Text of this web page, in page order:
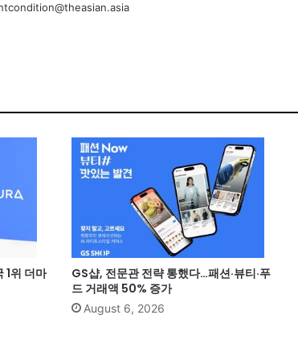
1위 더마
GS샵, 전문관 전략 통했다…패션·뷰티·푸
드 거래액 50% 증가
August 6, 2026